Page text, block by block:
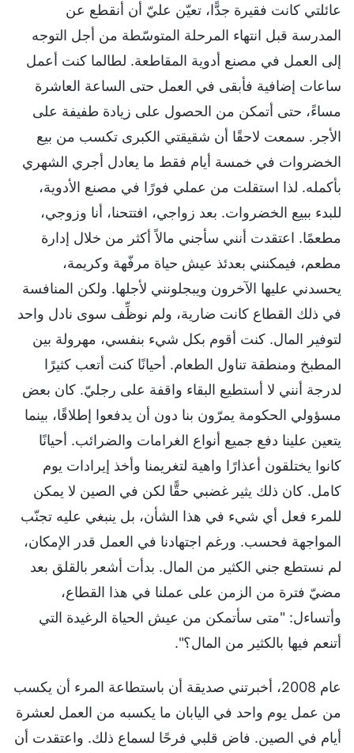
عائلتي كانت فقيرة جدًّا، تعيّن عليّ أن أنقطع عن
المدرسة قبل انتهاء المرحلة المتوسّطة من أجل التوجه
إلى العمل في مصنع أدوية المقاطعة. لطالما كنت أعمل
ساعات إضافية فأبقى في العمل حتى الساعة العاشرة
مساءً، حتى أتمكن من الحصول على زيادة طفيفة على
الأجر. سمعت لاحقًا أن شقيقتي الكبرى تكسب من بيع
الخضروات في خمسة أيام فقط ما يعادل أجري الشهري
بأكمله. لذا استقلت من عملي فورًا في مصنع الأدوية،
للبدء ببيع الخضروات. بعد زواجي، افتتحنا، أنا وزوجي،
مطعمًا. اعتقدت أنني سأجني مالاً أكثر من خلال إدارة
مطعم، فيمكنني بعدئذ عيش حياة مرفّهة وكريمة،
يحسدني عليها الآخرون ويبجلونني لأجلها. ولكن المنافسة
في ذلك القطاع كانت ضارية، ولم نوظِّف سوى نادل واحد
لتوفير المال. كنت أقوم بكل شيء بنفسي، مهرولة بين
المطبخ ومنطقة تناول الطعام. أحيانًا كنت أتعب كثيرًا
لدرجة أنني لا أستطيع البقاء واقفة على رجليّ. كان بعض
مسؤولي الحكومة يمرّون بنا دون أن يدفعوا إطلاقًا، بينما
يتعين علينا دفع جميع أنواع الغرامات والضرائب. أحيانًا
كانوا يختلقون أعذارًا واهية لتغريمنا وأخذ إيرادات يوم
كامل. كان ذلك يثير غضبي حقًّا لكن في الصين لا يمكن
للمرء فعل أي شيء في هذا الشأن، بل ينبغي عليه تجنّب
المواجهة فحسب. ورغم اجتهادنا في العمل قدر الإمكان،
لم نستطع جني الكثير من المال. بدأت أشعر بالقلق بعد
مضيّ فترة من الزمن على عملنا في هذا القطاع،
وأتساءل: "متى سأتمكن من عيش الحياة الرغيدة التي
أتنعم فيها بالكثير من المال؟".
عام 2008، أخبرتني صديقة أن باستطاعة المرء أن يكسب
من عمل يوم واحد في اليابان ما يكسبه من العمل لعشرة
أيام في الصين. فاض قلبي فرحًا لسماع ذلك. واعتقدت أن